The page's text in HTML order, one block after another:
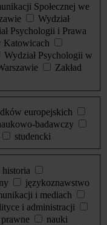
Społecznej we
Wydział
Psychologii i Prawa
Katowicach
Wydział Psychologii w
Zakład
europejskich
badawczy
studencki
historia
językoznawstwo
i mediach
i administracji
nauki